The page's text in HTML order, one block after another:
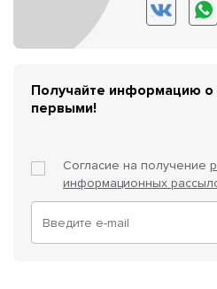
Получайте информацию о
первыми!
Согласие на получение
информационных